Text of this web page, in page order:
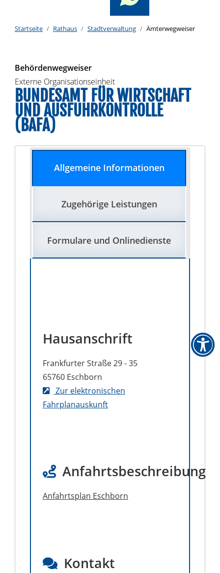
Startseite Rathaus Stadtverwaltung Ämterwegweiser
Behördenwegweiser
Externe Organisationseinheit
BUNDESAMT FÜR WIRTSCHAFT
UND AUSFUHRKONTROLLE
(BAFA)
Allgemeine Informationen
Zugehörige Leistungen
Formulare und Onlinedienste
Hausanschrift
Frankfurter Straße 29 - 35
65760 Eschborn
Zur elektronischen
Fahrplanauskunft
Anfahrtsbeschreibung
Anfahrtsplan Eschborn
Kontakt